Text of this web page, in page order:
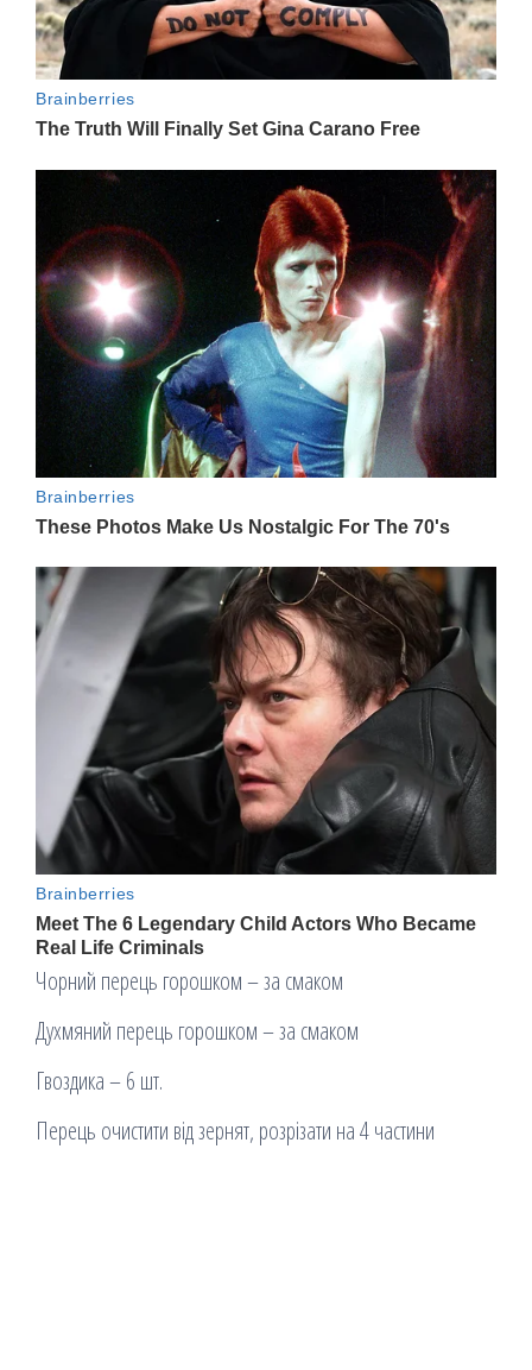
Чорний перець горошком – за смаком
Духмяний перець горошком – за смаком
Гвоздика – 6 шт.
Перець очистити від зернят, розрізати на 4 частини